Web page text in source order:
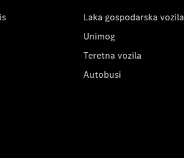
Laka gospodarska vozila
Unimog
Teretna vozila
Autobusi